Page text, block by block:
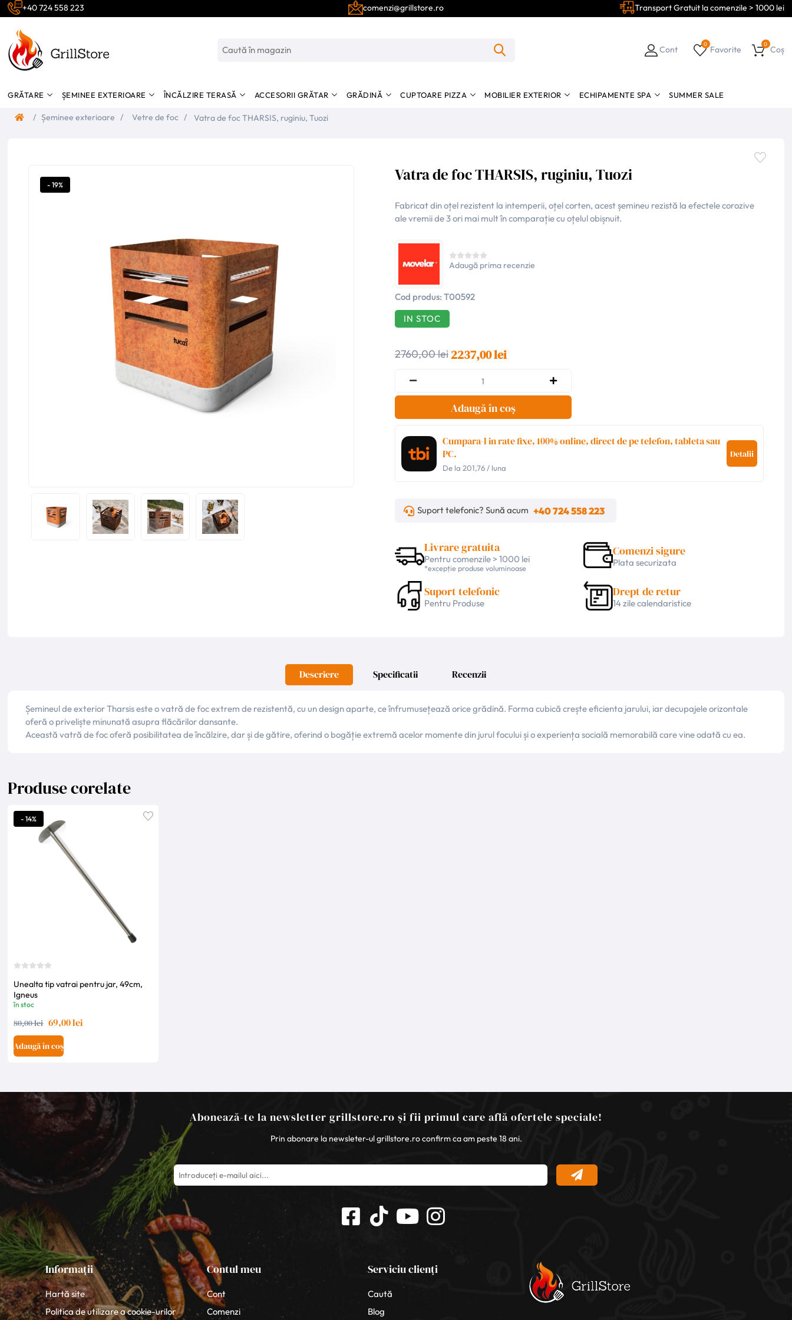
+40 724 558 223 comenzi@grillstore.ro Transport Gratuit la comenzile > 1000 lei
Cont Favorite
0
Coș
0
GRĂTARE ȘEMINEE EXTERIOARE ÎNCĂLZIRE TERASĂ ACCESORII GRĂTAR GRĂDINĂ CUPTOARE PIZZA MOBILIER EXTERIOR ECHIPAMENTE SPA SUMMER SALE
/ Șeminee exterioare / Vetre de foc / Vatra de foc THARSIS, ruginiu, Tuozi
- 19%
Vatra de foc THARSIS, ruginiu, Tuozi
Fabricat din oțel rezistent la intemperii, oțel corten, acest șemineu rezistă la efectele corozive
ale vremii de 3 ori mai mult în comparație cu oțelul obișnuit.
Adaugă prima recenzie
Cod produs: T00592
IN STOC
2760,00 lei 2237,00 lei
Adaugă în coș
Cumpara-l in rate fixe, 100% online, direct de pe telefon, tableta sau
PC.
De la 201,76/ luna
Detalii
Suport telefonic? Sună acum +40 724 558 223
Livrare gratuita
Pentru comenzile > 1000 lei
*excepție produse voluminoase
Comenzi sigure
Plata securizata
Suport telefonic
Pentru Produse
Drept de retur
14 zile calendaristice
Descriere Specificatii Recenzii
Șemineul de exterior Tharsis este o vatră de foc extrem de rezistentă, cu un design aparte, ce înfrumusețează orice grădină. Forma cubică crește eficienta jarului, iar decupajele orizontale
oferă o priveliște minunată asupra flăcărilor dansante.
Această vatră de foc oferă posibilitatea de încălzire, dar și de gătire, oferind o bogăție extremă acelor momente din jurul focului și o experiența socială memorabilă care vine odată cu ea.
Produse corelate
- 14%
Unealta tip vatrai pentru jar, 49cm,
Igneus
în stoc
80,00 lei 69,00 lei
Adaugă în coș
Abonează-te la newsletter grillstore.ro și fii primul care află ofertele speciale!
Prin abonare la newsleter-ul grillstore.ro confirm ca am peste 18 ani.
Informații
Hartă site
Politica de utilizare a cookie-urilor
Contul meu
Cont
Comenzi
Serviciu clienți
Caută
Blog